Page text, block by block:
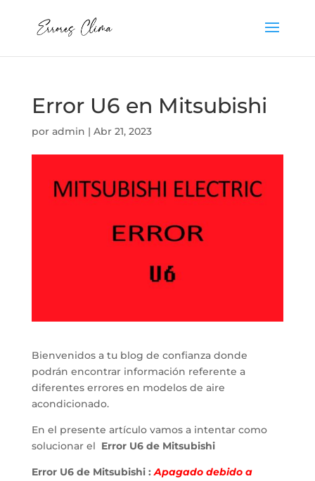
Error U6 en Mitsubishi
por admin | Abr 21, 2023
Bienvenidos a tu blog de confianza donde
podrán encontrar información referente a
diferentes errores en modelos de aire
acondicionado.
En el presente artículo vamos a intentar como
solucionar el Error U6 de Mitsubishi
Error U6 de Mitsubishi :Apagado debido a